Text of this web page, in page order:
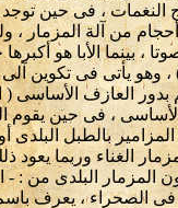
، فى حين
من آلة المزمار ،
، بينما الأبا هو
وهو يأتى فى تكوين
العازف الأساسى (
، فى حين يقوم
بالطبل
الغناء وربما يعود
البلدى من : -
الصحراء ، يعرف